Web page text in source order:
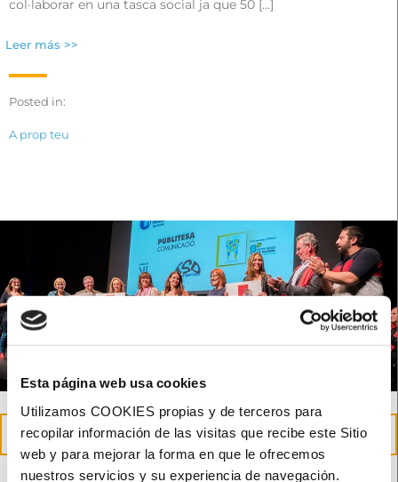
Esta página web usa cookies
Utilizamos COOKIES propias y de terceros para
recopilar información de las visitas que recibe este Sitio
web y para mejorar la forma en que le ofrecemos
nuestros servicios y su experiencia de navegación.
col·laborar en una tasca social ja que 50 […]
Leer más >>
Posted in:
A prop teu
23
May
Reconeixement de Creu Roja a la nostra tasca social